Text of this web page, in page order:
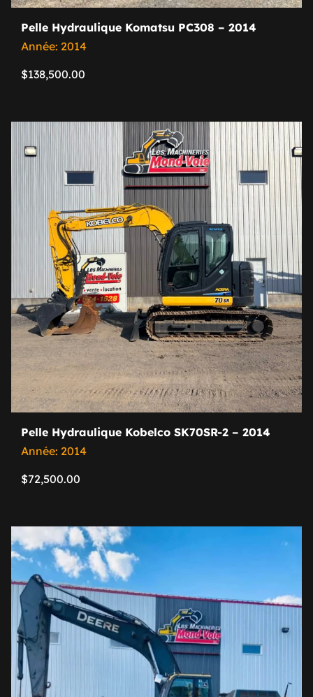
Pelle Hydraulique Komatsu PC308 – 2014
Année: 2014
$138,500.00
Pelle Hydraulique Kobelco SK70SR-2 – 2014
Année: 2014
$72,500.00